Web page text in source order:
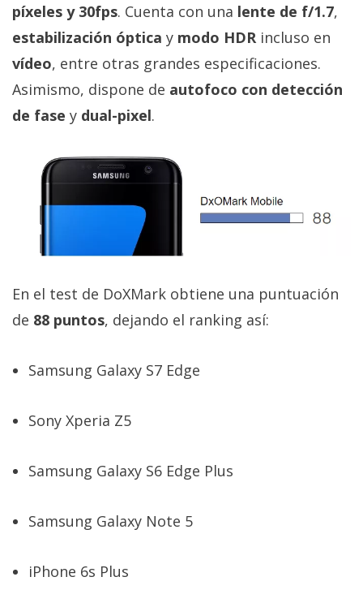
privacidad
/
Aviso
Legal
El medio de
digital donde
encontrarás
todas las
noticias sobre
móviles,
ordenadores,
videojuegos,
comparativas,
trucos y
El Grupo
2026.Algunos
derechos
píxeles y 30fps. Cuenta con una lente de f/1.7,
estabilización óptica y modo HDR incluso en
vídeo, entre otras grandes especificaciones.
Asimismo, dispone de autofoco con detección
de fase y dual-pixel.
En el test de DoXMark obtiene una puntuación
de 88 puntos, dejando el ranking así:
Samsung Galaxy S7 Edge
Sony Xperia Z5
Samsung Galaxy S6 Edge Plus
Samsung Galaxy Note 5
iPhone 6s Plus